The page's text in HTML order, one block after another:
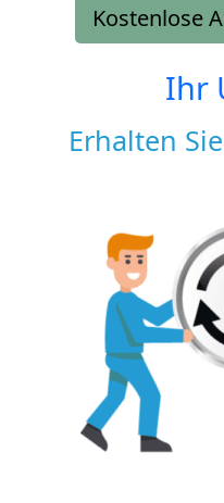
Kostenlose
Ihr
Erhalten